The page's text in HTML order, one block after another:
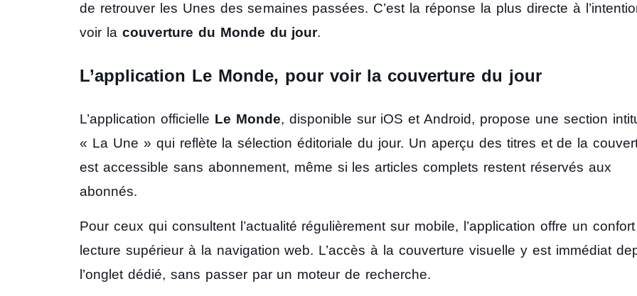
de retrouver les Unes des semaines passées. C’est la réponse la plus directe à
voir la couverture du Monde du jour.
L’application Le Monde, pour voir la couverture du jour
L’application officielle Le Monde, disponible sur iOS et Android, propose une section
« La Une » qui reflète la sélection éditoriale du jour. Un aperçu des titres et de la
est accessible sans abonnement, même si les articles complets restent réservés aux
abonnés.
Pour ceux qui consultent l’actualité régulièrement sur mobile, l’application offre un
lecture supérieur à la navigation web. L’accès à la couverture visuelle y est immédiat
l’onglet dédié, sans passer par un moteur de recherche.